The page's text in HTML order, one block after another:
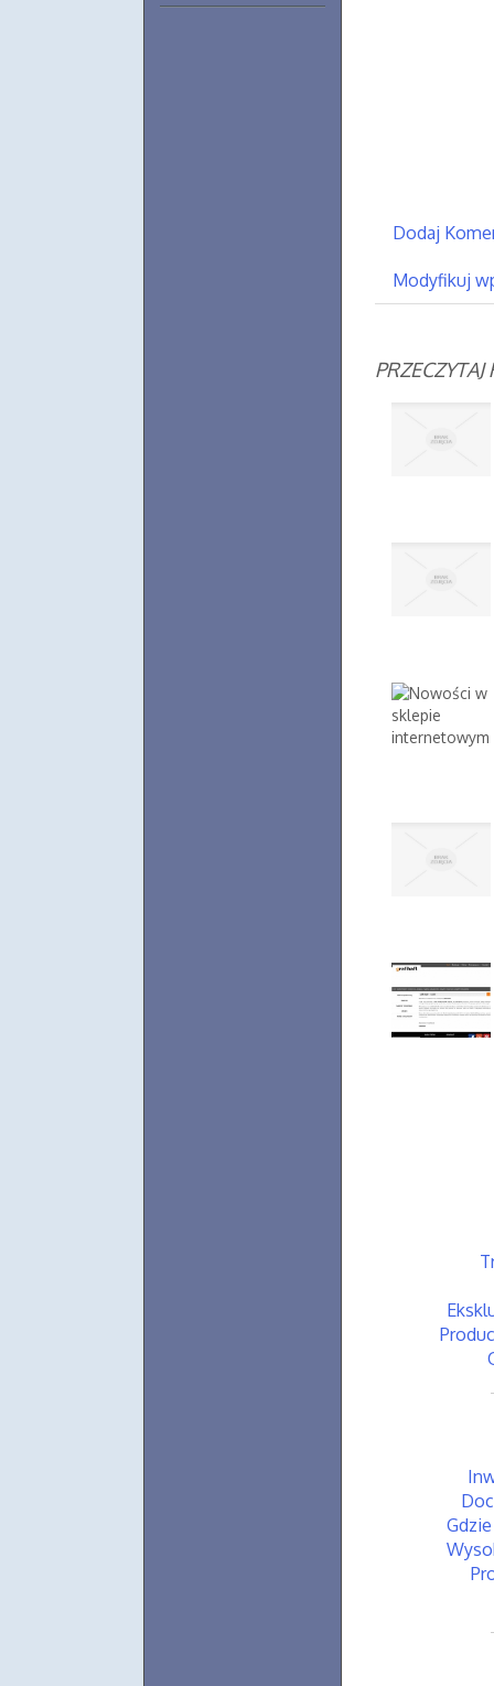
Dodaj
Modyfikuj